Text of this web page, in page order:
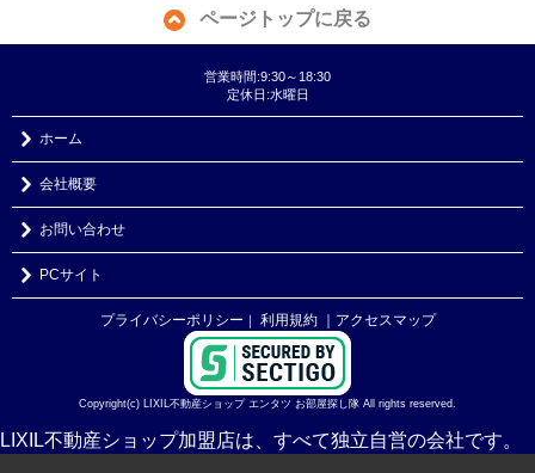
ページトップに戻る
営業時間:9:30～18:30
定休日:水曜日
ホーム
会社概要
お問い合わせ
PCサイト
プライバシーポリシー 利用規約 ｜アクセスマップ
Copyright(c) LIXIL不動産ショップ エンタツ お部屋探し隊 All rights reserved.
LIXIL不動産ショップ加盟店は、すべて独立自営の会社です。